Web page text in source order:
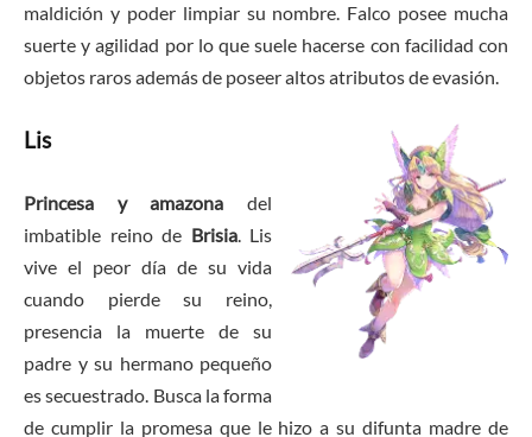
maldición y poder limpiar su nombre. Falco posee mucha
suerte y agilidad por lo que suele hacerse con facilidad con
objetos raros además de poseer altos atributos de evasión.
Lis
Princesa y amazona del
imbatible reino de Brisia. Lis
vive el peor día de su vida
cuando pierde su reino,
presencia la muerte de su
padre y su hermano pequeño
es secuestrado. Busca la forma
de cumplir la promesa que le hizo a su difunta madre de